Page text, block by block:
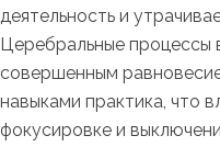
деятельность и
Церебральные процессы
совершенным
навыками практика, что
фокусировке и